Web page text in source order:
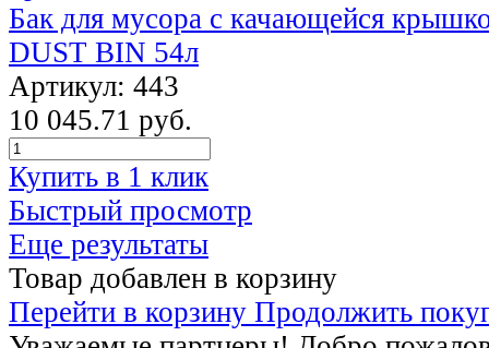
Бак для мусора с качающейся
DUST BIN 54л
Артикул: 443
10 045.71 руб.
Купить в 1 клик
Быстрый просмотр
Еще результаты
Товар добавлен в корзину
Перейти в корзину Продолжить